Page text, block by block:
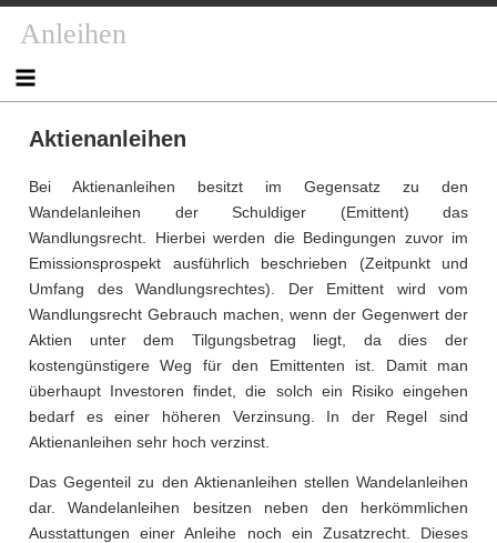
Anleihen
Aktienanleihen
Bei Aktienanleihen besitzt im Gegensatz zu den
Wandelanleihen der Schuldiger (Emittent) das
Wandlungsrecht. Hierbei werden die Bedingungen zuvor im
Emissionsprospekt ausführlich beschrieben (Zeitpunkt und
Umfang des Wandlungsrechtes). Der Emittent wird vom
Wandlungsrecht Gebrauch machen, wenn der Gegenwert der
Aktien unter dem Tilgungsbetrag liegt, da dies der
kostengünstigere Weg für den Emittenten ist. Damit man
überhaupt Investoren findet, die solch ein Risiko eingehen
bedarf es einer höheren Verzinsung. In der Regel sind
Aktienanleihen sehr hoch verzinst.
Das Gegenteil zu den Aktienanleihen stellen Wandelanleihen
dar. Wandelanleihen besitzen neben den herkömmlichen
Ausstattungen einer Anleihe noch ein Zusatzrecht. Dieses